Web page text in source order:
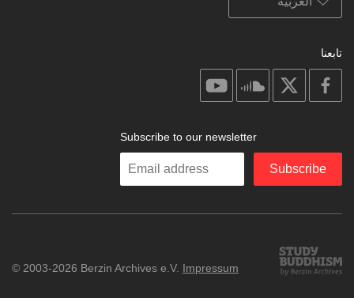
تابعنا
facebook
soundcloud
Subscribe to our newsletter
Enter
Subscribe
Study
Buddhism
© 2003-2026 Berzin Archives e.V. Impressum